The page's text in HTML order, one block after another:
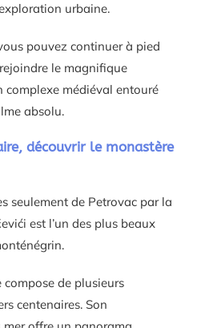
urbaine.
pouvez continuer à pied
le magnifique
complexe médiéval entouré
absolu.
découvrir le monastère
seulement de Petrovac par la
est l’un des plus beaux
compose de plusieurs
centenaires. Son